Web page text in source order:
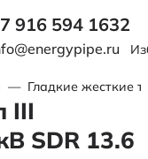
916 594 1632
— Гладкие жесткие
III
SDR 13.6